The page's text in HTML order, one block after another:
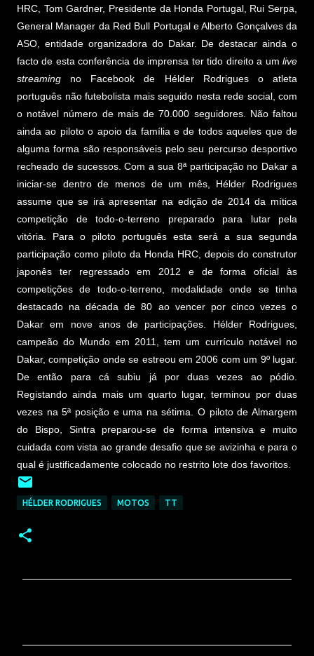
HRC, Tom Gardner, Presidente da Honda Portugal, Rui Serpa,
General Manager da Red Bull Portugal e Alberto Gonçalves da
ASO, entidade organizadora do Dakar. De destacar ainda o
facto de esta conferência de imprensa ter tido direito a um live
streaming no Facebook de Hélder Rodrigues o atleta
português não futebolista mais seguido nesta rede social, com
o notável número de mais de 70.000 seguidores. Não faltou
ainda ao piloto o apoio da família e de todos aqueles que de
alguma forma são responsáveis pelo seu percurso desportivo
recheado de sucessos. Com a sua 8ª participação no Dakar a
iniciar-se dentro de menos de um mês, Hélder Rodrigues
assume que se irá apresentar na edição de 2014 da mítica
competição de todo-o-terreno preparado para lutar pela
vitória. Para o piloto português esta será a sua segunda
participação como piloto da Honda HRC, depois do construtor
japonês ter regressado em 2012 e de forma oficial às
competições de todo-o-terreno, modalidade onde se tinha
destacado na década de 80 ao vencer por cinco vezes o
Dakar em nove anos de participações. Hélder Rodrigues,
campeão do Mundo em 2011, tem um currículo notável no
Dakar, competição onde se estreou em 2006 com um 9º lugar.
De então para cá subiu já por duas vezes ao pódio.
Registando ainda mais um quarto lugar, terminou por duas
vezes na 5ª posição e uma na sétima. O piloto de Almargem
do Bispo, Sintra preparou-se de forma intensiva e muito
cuidada com vista ao grande desafio que se avizinha e para o
qual é justificadamente colocado no restrito lote dos favoritos.
HÉLDER RODRIGUES MOTOS TT